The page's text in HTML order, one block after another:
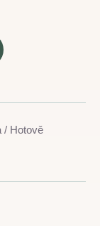
/ Hotově